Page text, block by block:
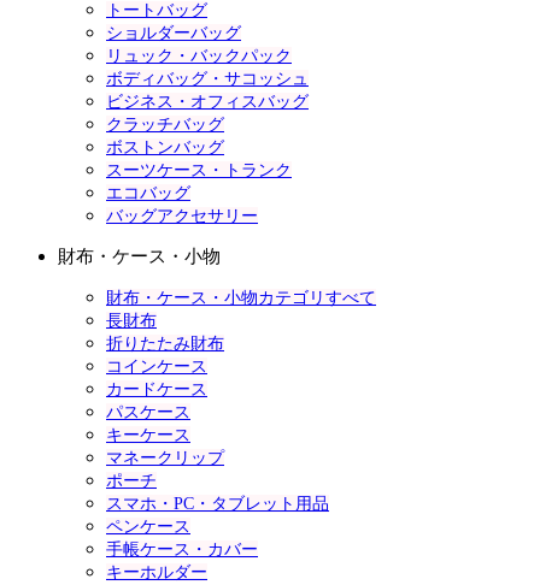
トートバッグ
ショルダーバッグ
リュック・バックパック
ボディバッグ・サコッシュ
ビジネス・オフィスバッグ
クラッチバッグ
ボストンバッグ
スーツケース・トランク
エコバッグ
バッグアクセサリー
財布・ケース・小物
財布・ケース・小物カテゴリすべて
長財布
折りたたみ財布
コインケース
カードケース
パスケース
キーケース
マネークリップ
ポーチ
スマホ・PC・タブレット用品
ペンケース
手帳ケース・カバー
キーホルダー